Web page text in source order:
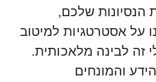
שלכם,
על אסטרטגיות למיטוב
זה לבינה מלאכותית.
והמונחים